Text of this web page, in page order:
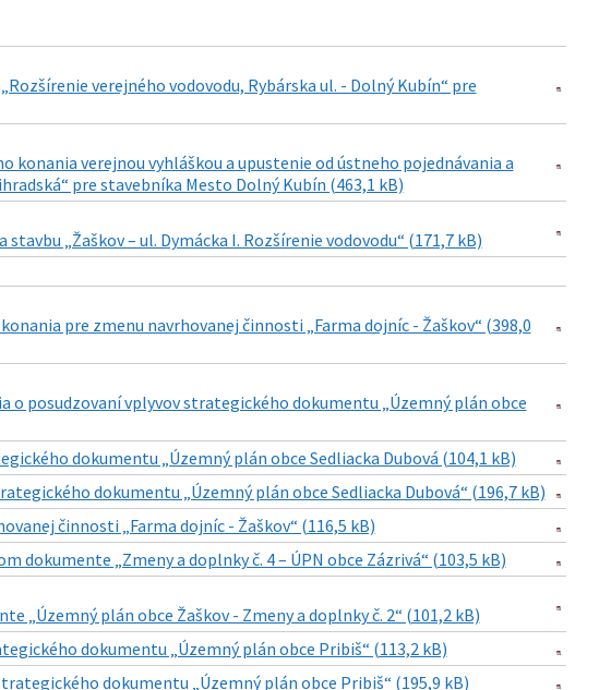
verejného vodovodu, Rybárska ul. - Dolný Kubín“ pre
konania verejnou vyhláškou a upustenie od ústneho pojednávania a
pre stavebníka Mesto Dolný Kubín (463,1 kB)
„Žaškov – ul. Dymácka I. Rozšírenie vodovodu“ (171,7 kB)
pre zmenu navrhovanej činnosti „Farma dojníc - Žaškov“ (398,0
posudzovaní vplyvov strategického dokumentu „Územný plán obce
dokumentu „Územný plán obce Sedliacka Dubová (104,1 kB)
dokumentu „Územný plán obce Sedliacka Dubová“ (196,7 kB)
činnosti „Farma dojníc - Žaškov“ (116,5 kB)
„Zmeny a doplnky č. 4 – ÚPN obce Zázrivá“ (103,5 kB)
plán obce Žaškov - Zmeny a doplnky č. 2“ (101,2 kB)
dokumentu „Územný plán obce Pribiš“ (113,2 kB)
dokumentu „Územný plán obce Pribiš“ (195,9 kB)